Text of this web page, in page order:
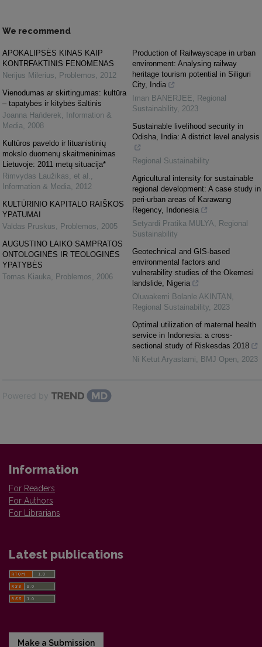
We recommend
APOKALIPSĖS KINAS KAIP
KONTRFAKTINIS FENOMENAS
Nerijus Milerius, Problemos, 2012
Vienodumas ar skirtingumas: kultūra
– tapatybės ir kitybės šaltinis
Joanna Hańderek,
Information &
Media, 2008
Kultūros paveldo ir lituanistinių
mokslo duomenų skaitmeninimas
Lietuvoje: 2011 metų situacija*
Rimvydas Laužikas, et al. ,
Information & Media, 2012
KULTŪRINIO KAPITALO RAIŠKOS
YPATUMAI
Valdas Pruskus, Problemos, 2005
AUGUSTINO LAIKO SAMPRATOS
ONTOLOGINĖS IR TEOLOGINĖS
YPATYBĖS
Tomas Kiauka, Problemos, 2006
Production of Railwayscape in urban
environment: Analysing railway
heritage tourism potential in Siliguri
City, India
Iman BANERJEE, Regional
Sustainability, 2023
Sustainable livelihood security in
Odisha, India: A district level analysis
Regional Sustainability
Agricultural intensity for sustainable
regional development: A case study in
peri-urban areas of Karawang
Regency, Indonesia
Setyardi Pratika MULYA, Regional
Sustainability
Geotechnical and GIS-based
environmental factors and
vulnerability studies of the Okemesi
landslide, Nigeria
Oluwakemi Bolanle AKINTAN ,
Regional Sustainability, 2023
Optimal utilization of maternal health
service in Indonesia: a cross-
sectional study of Riskesdas 2018
Ni Ketut Aryastami, BMJ Open, 2023
Powered by
Information
For Readers
For Authors
For Librarians
Latest publications
Make a Submission